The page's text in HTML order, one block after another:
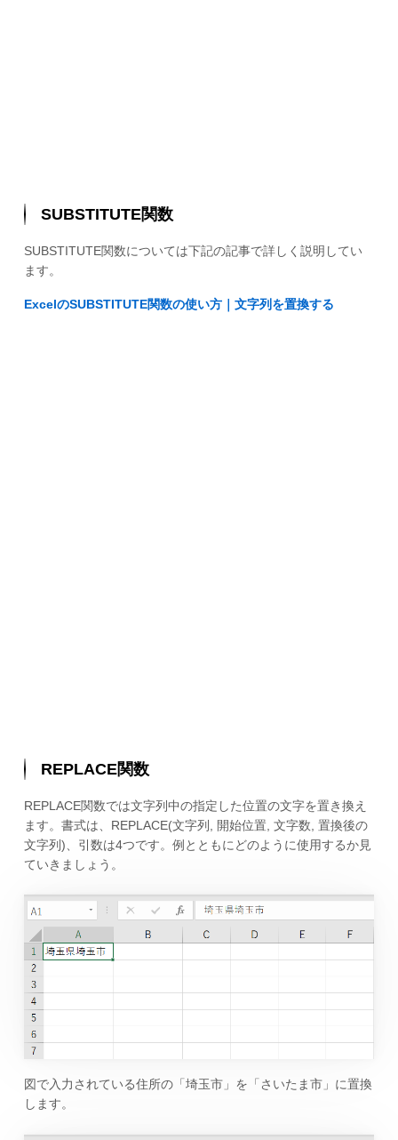
SUBSTITUTE関数
SUBSTITUTE関数については下記の記事で詳しく説明してい
ます。
ExcelのSUBSTITUTE関数の使い方｜文字列を置換する
REPLACE関数
REPLACE関数では文字列中の指定した位置の文字を置き換え
ます。書式は、REPLACE(文字列, 開始位置, 文字数, 置換後の
文字列)、引数は4つです。例とともにどのように使用するか見
ていきましょう。
図で入力されている住所の「埼玉市」を「さいたま市」に置換
します。